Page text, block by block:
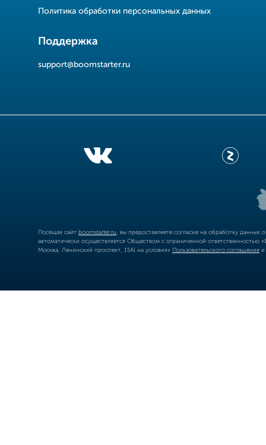
Политика обработки персональных данных
Поддержка
support@boomstarter.ru
Посещая сайт boomstarter.ru , вы предоставляете согласие на обработку
автоматически осуществляется Обществом с ограниченной
Москва, Ленинский проспект, 15А) на условиях Пользовательского соглашения и